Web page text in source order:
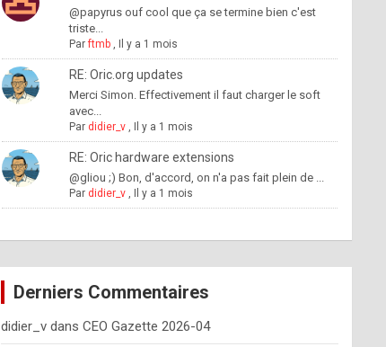
@papyrus ouf cool que ça se termine bien c'est
triste...
Parftmb, Il y a 1 mois
RE: Oric.org updates
Merci Simon. Effectivement il faut charger le soft
avec...
Par didier_v, Il y a 1 mois
RE: Oric hardware extensions
@gliou ;) Bon, d'accord, on n'a pas fait plein de ...
Par didier_v, Il y a 1 mois
Derniers Commentaires
didier_vdans CEO Gazette 2026-04